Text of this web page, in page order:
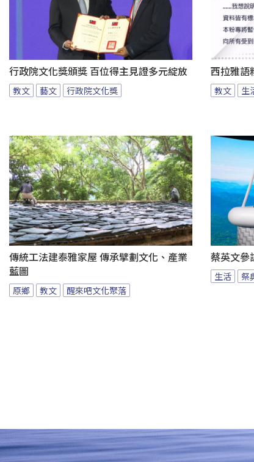
行政院文化獎頒獎 百位得主見證多元綻放
教文 藝文 行政院文化獎
西拉雅語
教文 生
傳統工法建泰雅家屋 傳承擘劃文化、產業
藍圖
原鄉 教文 醒來吧文化聚落
蔡英文參
生活 祭